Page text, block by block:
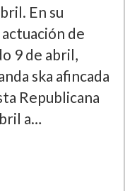
En su
de
9 de abril,
ska afincada
Republicana
a…